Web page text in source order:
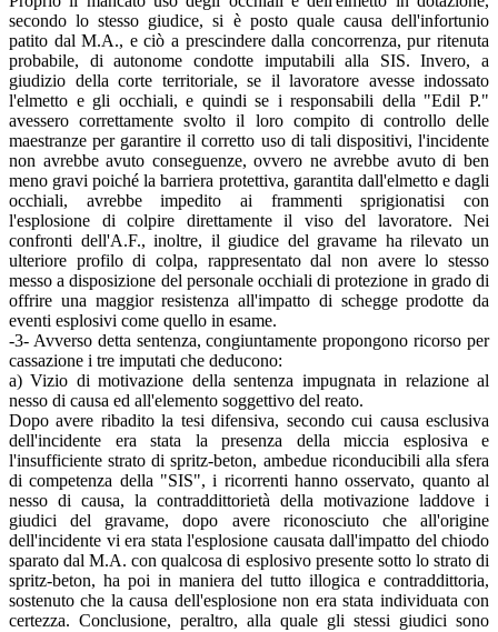
secondo lo stesso giudice, si è posto quale causa dell'infortunio
patito dal M.A., e ciò a prescindere dalla concorrenza, pur ritenuta
probabile, di autonome condotte imputabili alla SIS. Invero, a
giudizio della corte territoriale, se il lavoratore avesse indossato
l'elmetto e gli occhiali, e quindi se i responsabili della "Edil P."
avessero correttamente svolto il loro compito di controllo delle
maestranze per garantire il corretto uso di tali dispositivi, l'incidente
non avrebbe avuto conseguenze, ovvero ne avrebbe avuto di ben
meno gravi poiché la barriera protettiva, garantita dall'elmetto e dagli
occhiali, avrebbe impedito ai frammenti sprigionatisi con
l'esplosione di colpire direttamente il viso del lavoratore. Nei
confronti dell'A.F., inoltre, il giudice del gravame ha rilevato un
ulteriore profilo di colpa, rappresentato dal non avere lo stesso
messo a disposizione del personale occhiali di protezione in grado di
offrire una maggior resistenza all'impatto di schegge prodotte da
eventi esplosivi come quello in esame.
-3- Avverso detta sentenza, congiuntamente propongono ricorso per
cassazione i tre imputati che deducono:
a) Vizio di motivazione della sentenza impugnata in relazione al
nesso di causa ed all'elemento soggettivo del reato.
Dopo avere ribadito la tesi difensiva, secondo cui causa esclusiva
dell'incidente era stata la presenza della miccia esplosiva e
l'insufficiente strato di spritz-beton, ambedue riconducibili alla sfera
di competenza della "SIS", i ricorrenti hanno osservato, quanto al
nesso di causa, la contraddittorietà della motivazione laddove i
giudici del gravame, dopo avere riconosciuto che all'origine
dell'incidente vi era stata l'esplosione causata dall'impatto del chiodo
sparato dal M.A. con qualcosa di esplosivo presente sotto lo strato di
spritz-beton, ha poi in maniera del tutto illogica e contraddittoria,
sostenuto che la causa dell'esplosione non era stata individuata con
certezza. Conclusione, peraltro, alla quale gli stessi giudici sono